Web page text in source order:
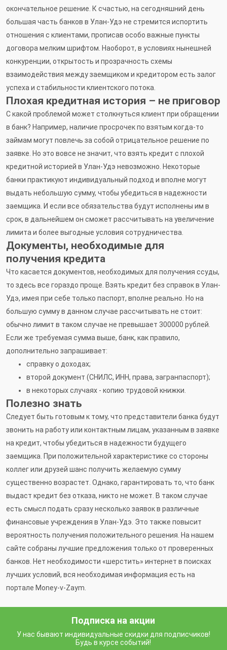
окончательное решение. К счастью, на сегодняшний день
большая часть банков в Улан-Удэ не стремится испортить
отношения с клиентами, прописав особо важные пункты
договора мелким шрифтом. Наоборот, в условиях нынешней
конкуренции, открытость и прозрачность схемы
взаимодействия между заемщиком и кредитором есть залог
успеха и стабильности клиентского потока.
Плохая кредитная история – не приговор
С какой проблемой может столкнуться клиент при обращении
в банк? Например, наличие просрочек по взятым когда-то
займам могут повлечь за собой отрицательное решение по
заявке. Но это вовсе не значит, что взять кредит с плохой
кредитной историей в Улан-Удэ невозможно. Некоторые
банки практикуют индивидуальный подход и вполне могут
выдать небольшую сумму, чтобы убедиться в надежности
заемщика. И если все обязательства будут исполнены им в
срок, в дальнейшем он сможет рассчитывать на увеличение
лимита и более выгодные условия сотрудничества.
Документы, необходимые для
получения кредита
Что касается документов, необходимых для получения ссуды,
то здесь все гораздо проще. Взять кредит без справок в Улан-
Удэ, имея при себе только паспорт, вполне реально. Но на
большую сумму в данном случае рассчитывать не стоит:
обычно лимит в таком случае не превышает 300000 рублей.
Если же требуемая сумма выше, банк, как правило,
дополнительно запрашивает:
справку о доходах;
второй документ (СНИЛС, ИНН, права, загранпаспорт);
в некоторых случаях - копию трудовой книжки.
Полезно знать
Следует быть готовым к тому, что представители банка будут
звонить на работу или контактным лицам, указанным в заявке
на кредит, чтобы убедиться в надежности будущего
заемщика. При положительной характеристике со стороны
коллег или друзей шанс получить желаемую сумму
существенно возрастет. Однако, гарантировать то, что банк
выдаст кредит без отказа, никто не может. В таком случае
есть смысл подать сразу несколько заявок в различные
финансовые учреждения в Улан-Удэ. Это также повысит
вероятность получения положительного решения. На нашем
сайте собраны лучшие предложения только от проверенных
банков. Нет необходимости «шерстить» интернет в поисках
лучших условий, вся необходимая информация есть на
портале Money-v-Zaym.
Подписка на акции
У нас бывают индивидуальные скидки для подписчиков!
Будь в курсе событий!